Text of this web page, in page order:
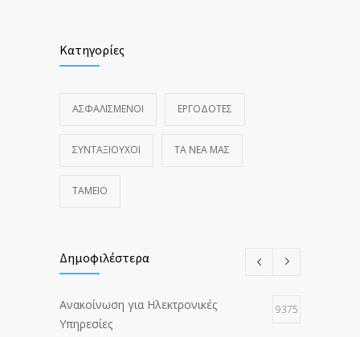
Κατηγορίες
ΑΣΦΑΛΙΣΜΕΝΟΙ ΕΡΓΟΔΟΤΕΣ
ΣΥΝΤΑΞΙΟΥΧΟΙ ΤΑ ΝΈΑ ΜΑΣ
ΤΑΜΕΙΟ
Δημοφιλέστερα
Ανακοίνωση για Ηλεκτρονικές
Υπηρεσίες
9375